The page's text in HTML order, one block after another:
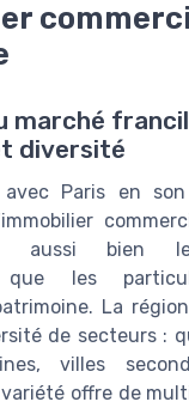
marché
diversité
avec Paris en
aussi bien
que les
La
de secteurs :
villes
offre de